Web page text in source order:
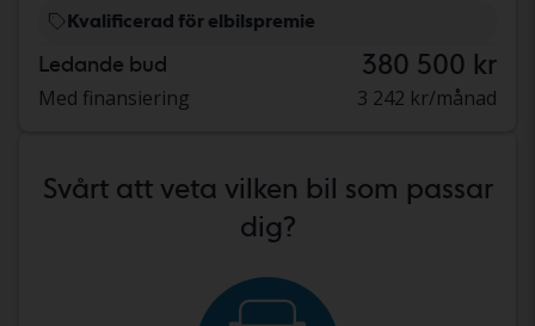
Kvalificerad för elbilspremie
Ledande bud 380 500 kr
Med finansiering 3 242 kr/månad
Svårt att veta vilken bil som passar
dig?